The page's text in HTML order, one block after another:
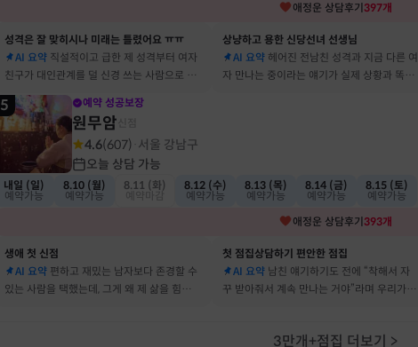
애정운 상담후기 397개
성격은 잘 맞히시나 미래는 틀렸어요 ㅠㅠ
AI 요약 직설적이고 급한 제 성격부터 여자
친구가 대인관계를 덜 신경 쓰는 사람으로 바
뀔 거란 말까지 그대로 현실이 됐어요
상냥하고 용한 신당선녀 선생님
AI 요약 헤어진 전남친 성격과 지금 다른 여
자 만나는 중이라는 얘기가 실제 상황과 똑같
5 예약 성공보장
원무암
4.6(607) 서울 강남구
오늘 상담 가능
내일 (일)
예약가능
8.10 (월)
예약가능
8.11 (화)
8.12 (수)
예약가능
8.13 (목)
예약가능
8.14 (금)
예약가능
8.15 (토)
예약가능
애정운 상담후기 393개
생애 첫 신점
AI 요약 편하고 재밌는 남자보다 존경할 수
있는 사람을 택했는데, 그게 왜 제 삶을 힘들게
첫 점집상담하기 편안한 점집
AI 요약 남친 얘기하기도 전에 “착해서 자
꾸 받아줘서 계속 만나는 거야”라며 우리가 헤
3만개+점집 더보기 >